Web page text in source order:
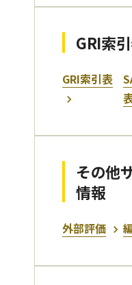
GRI索
GRI索引表
その他
情報
外部評価